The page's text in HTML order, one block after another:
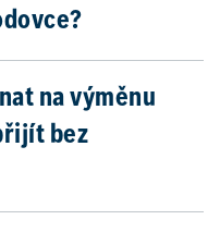
na výměnu
bez